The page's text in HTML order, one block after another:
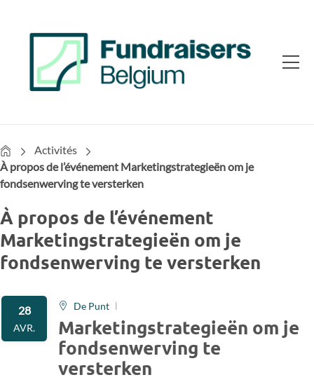
HomeActivités
À propos de l’événement Marketingstrategieën om je
fondsenwerving te versterken
À propos de l’événement
Marketingstrategieën om je
fondsenwerving te versterken
28
AVR.
De Punt
Marketingstrategieën om je
fondsenwerving te
versterken